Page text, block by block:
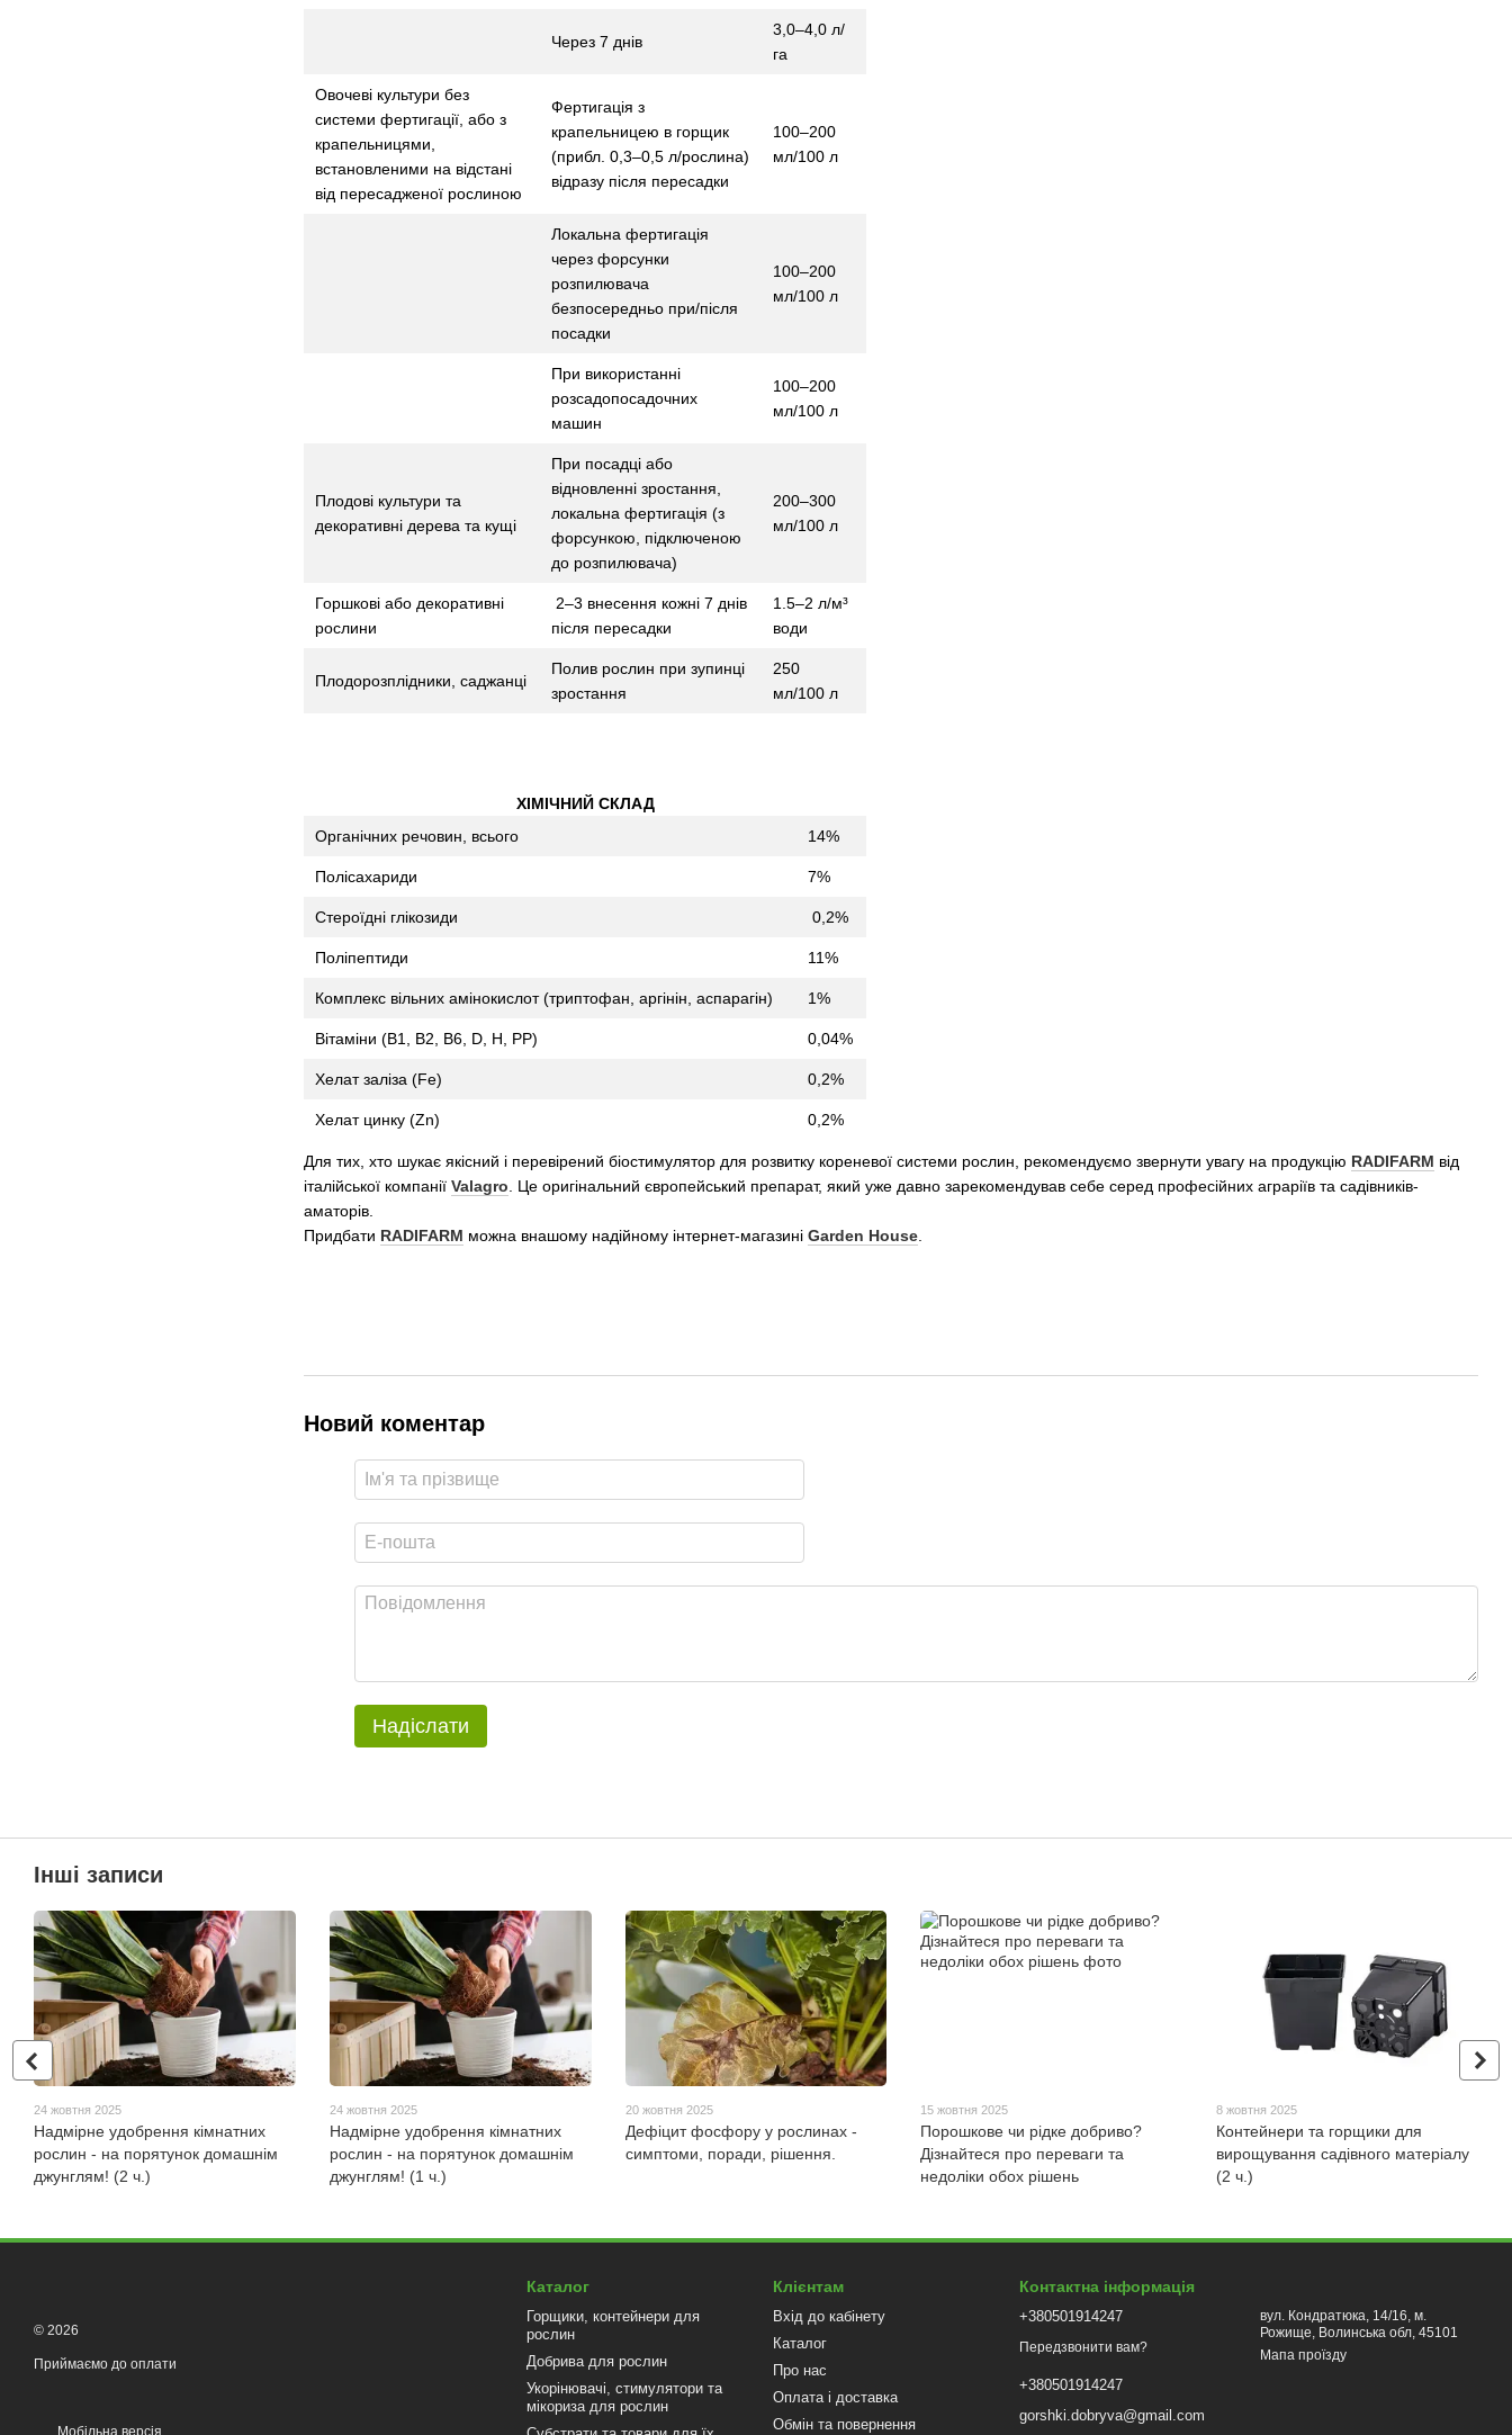
Через 7 днів
3,0–4,0 л/
га
Овочеві культури без
системи фертигації, або з
крапельницями,
встановленими на відстані
від пересадженої рослиною
Фертигація з
крапельницею в горщик
(прибл. 0,3–0,5 л/рослина)
відразу після пересадки
100–200
мл/100 л
Локальна фертигація
через форсунки
розпилювача
безпосередньо при/після
посадки
100–200
мл/100 л
При використанні
розсадопосадочних
машин
100–200
мл/100 л
Плодові культури та
декоративні дерева та кущі
При посадці або
відновленні зростання,
локальна фертигація (з
форсункою, підключеною
до розпилювача)
200–300
мл/100 л
Горшкові або декоративні
рослини
2–3 внесення кожні 7 днів
після пересадки
1.5–2 л/м³
води
Плодорозплідники, саджанці
Полив рослин при зупинці
зростання
250
мл/100 л
ХІМІЧНИЙ СКЛАД
Органічних речовин, всього
14%
Полісахариди 7%
Стероїдні глікозиди 0,2%
Поліпептиди 11%
Комплекс вільних амінокислот (триптофан, аргінін, аспарагін) 1%
Вітаміни (В1, В2, В6, D, H, PP) 0,04%
Хелат заліза (Fe) 0,2%
Хелат цинку (Zn) 0,2%
Для тих, хто шукає якісний і перевірений біостимулятор для розвитку кореневої системи рослин, рекомендуємо звернути увагу на продукцію RADIFARM від
італійської компанії Valagro. Це оригінальний європейський препарат, який уже давно зарекомендував себе серед професійних аграріїв та садівників-
аматорів.
Придбати RADIFARM можна внашому надійному інтернет-магазині Garden House.
Новий коментар
Надіслати
Інші записи
24 жовтня 2025
Надмірне удобрення кімнатних
рослин - на порятунок домашнім
джунглям! (2 ч.)
24 жовтня 2025
Надмірне удобрення кімнатних
рослин - на порятунок домашнім
джунглям! (1 ч.)
20 жовтня 2025
Дефіцит фосфору у рослинах -
симптоми, поради, рішення.
15 жовтня 2025
Порошкове чи рідке добриво?
Дізнайтеся про переваги та
недоліки обох рішень
8 жовтня 2025
Контейнери та горщики для
вирощування садівного матеріалу
(2 ч.)
© 2026
Приймаємо до оплати
Мобільна версія
Каталог
Горщики, контейнери для
рослин
Добрива для рослин
Укорінювачі, стимулятори та
мікориза для рослин
Клієнтам
Вхід до кабінету
Каталог
Про нас
Оплата і доставка
Обмін та повернення
Контактна інформація
+380501914247
Передзвонити вам?
+380501914247
gorshki.dobryva@gmail.com
вул. Кондратюка, 14/16, м.
Рожище, Волинська обл, 45101
Мапа проїзду